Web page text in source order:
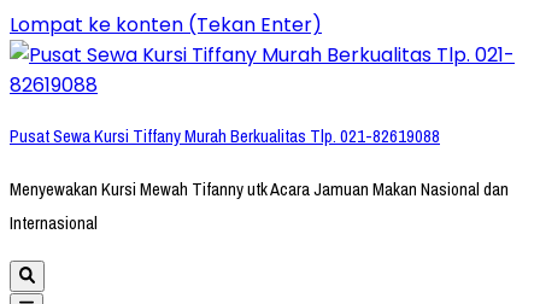
Lompat ke konten (Tekan Enter)
Pusat Sewa Kursi Tiffany Murah Berkualitas Tlp. 021-82619088
Menyewakan Kursi Mewah Tifanny utk Acara Jamuan Makan Nasional dan
Internasional